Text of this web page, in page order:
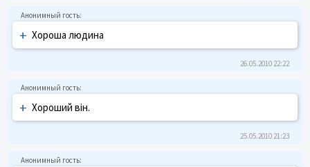
+ Хороша людина
26.05.2010 22:22
+ Хороший він.
25.05.2010 21:23